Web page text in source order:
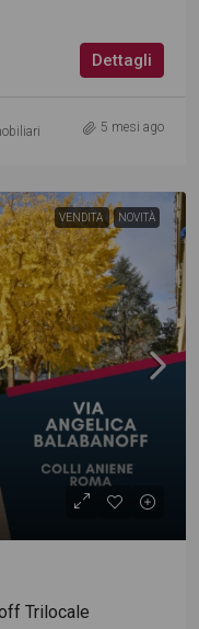
Dettagli
5 mesi ago
VENDITA NOVITÀ
Trilocale